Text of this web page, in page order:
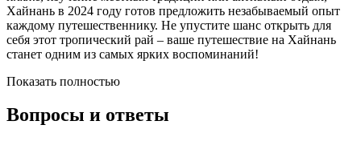
Хайнань в 2024 году готов предложить незабываемый опыт
каждому путешественнику. Не упустите шанс открыть для
себя этот тропический рай – ваше путешествие на Хайнань
станет одним из самых ярких воспоминаний!
Показать полностью
Вопросы и ответы